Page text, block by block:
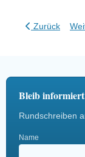
Vorheriger
Zurück
Bleib
Rundschreiben
Name